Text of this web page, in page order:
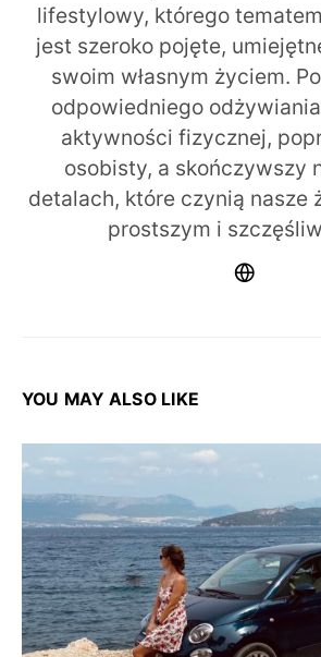
lifestylowy, którego
jest szeroko pojęte,
swoim własnym życiem.
odpowiedniego
aktywności fizycznej,
osobisty, a skończywszy
detalach, które czynią nasze
prostszym i
YOU MAY ALSO LIKE